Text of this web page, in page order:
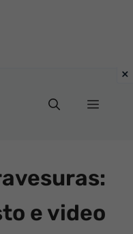
Menu
e video